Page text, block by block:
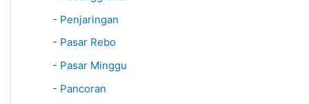
- Penjaringan
- Pasar Rebo
- Pasar Minggu
- Pancoran